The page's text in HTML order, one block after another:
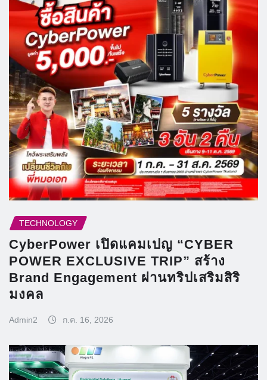
TECHNOLOGY
CyberPower เปิดแคมเปญ “CYBER
POWER EXCLUSIVE TRIP” สร้าง
Brand Engagement ผ่านทริปเสริมสิริ
มงคล
Admin2 ก.ค. 16, 2026